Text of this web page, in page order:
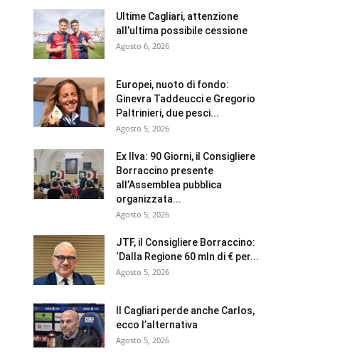
Ultime Cagliari, attenzione
all’ultima possibile cessione
Agosto 6, 2026
Europei, nuoto di fondo:
Ginevra Taddeucci e Gregorio
Paltrinieri, due pesci...
Agosto 5, 2026
Ex Ilva: 90 Giorni, il Consigliere
Borraccino presente
all’Assemblea pubblica
organizzata...
Agosto 5, 2026
JTF, il Consigliere Borraccino:
‘Dalla Regione 60 mln di € per...
Agosto 5, 2026
Il Cagliari perde anche Carlos,
ecco l’alternativa
Agosto 5, 2026